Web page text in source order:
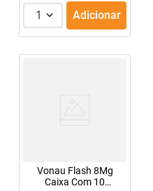
1 Adicionar
Vonau Flash 8Mg
Caixa Com 10